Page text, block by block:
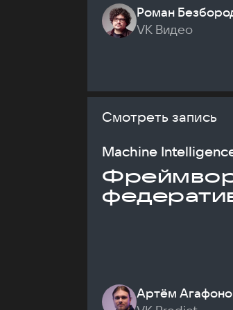
Роман
VK Видео
Смотреть запись
Machine
Артём